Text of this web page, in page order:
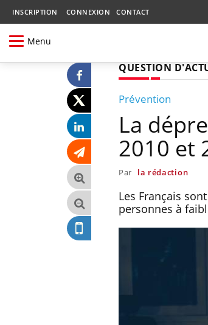
INSCRIPTION CONNEXION CONTACT
Menu
QUESTION
Prévention
La
2010 et
Par la rédaction
Les Français
personnes à